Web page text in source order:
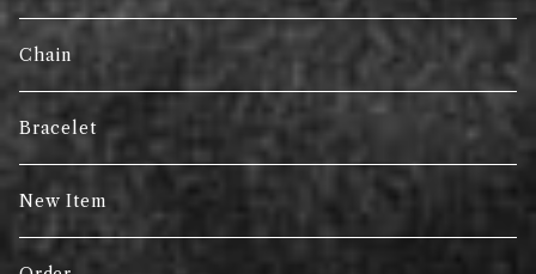
Chain
Bracelet
New Item